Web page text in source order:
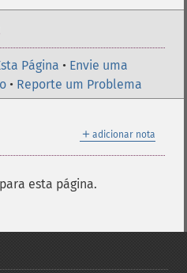
Página • Envie uma
• Reporte um Problema
＋ adicionar nota
esta página.